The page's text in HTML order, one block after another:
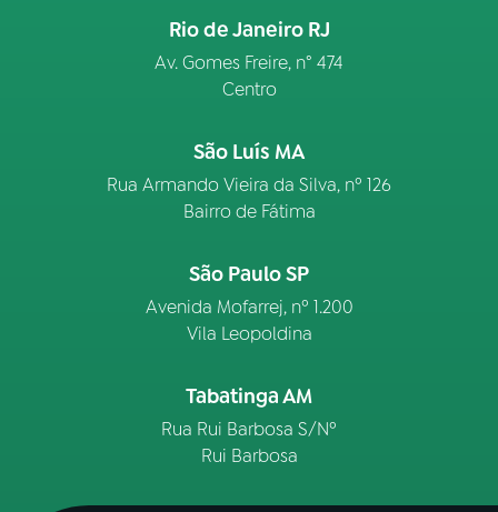
Rio de Janeiro RJ
Av. Gomes Freire, n° 474
Centro
São Luís MA
Rua Armando Vieira da Silva, nº 126
Bairro de Fátima
São Paulo SP
Avenida Mofarrej, nº 1.200
Vila Leopoldina
Tabatinga AM
Rua Rui Barbosa S/Nº
Rui Barbosa